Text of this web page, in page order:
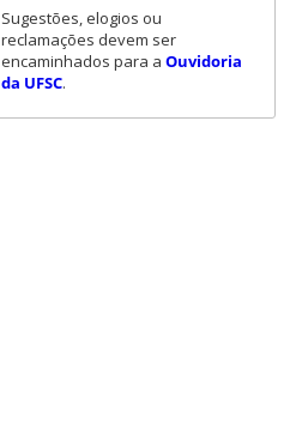
Sugestões, elogios ou
reclamações devem ser
encaminhados para a Ouvidoria
da UFSC.